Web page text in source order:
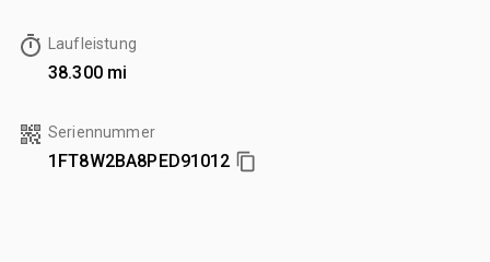
Laufleistung
38.300 mi
Seriennummer
1FT8W2BA8PED91012